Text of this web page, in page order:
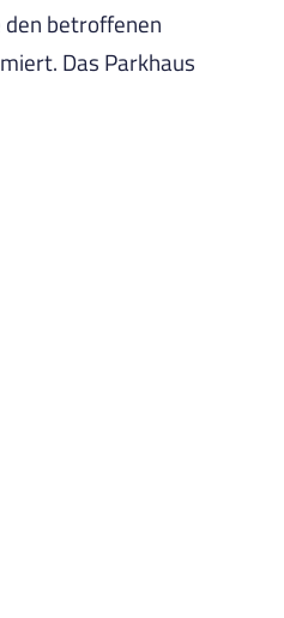
den betroffenen
Das Parkhaus